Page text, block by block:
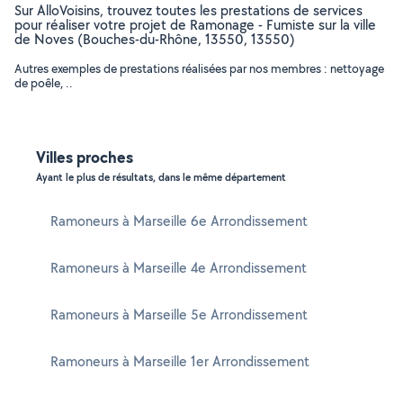
Sur AlloVoisins, trouvez toutes les prestations de services
pour réaliser votre projet de Ramonage - Fumiste sur la ville
de Noves (Bouches-du-Rhône, 13550, 13550)
Autres exemples de prestations réalisées par nos membres : nettoyage
de poêle, ..
Villes proches
Ayant le plus de résultats, dans le même département
Ramoneurs à Marseille 6e Arrondissement
Ramoneurs à Marseille 4e Arrondissement
Ramoneurs à Marseille 5e Arrondissement
Ramoneurs à Marseille 1er Arrondissement